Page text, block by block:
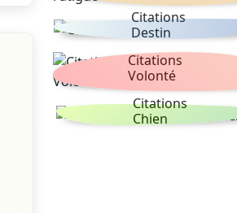
Citations
Destin
Citations
Volonté
Citations
Chien